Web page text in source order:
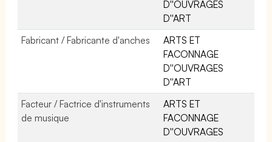
D''OUVRAGES
D''ART
Fabricant / Fabricante d'anches
ARTS ET
FACONNAGE
D''OUVRAGES
D''ART
Facteur / Factrice d'instruments
de musique
ARTS ET
FACONNAGE
D''OUVRAGES